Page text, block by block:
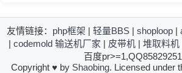
友情链接： php框架 | 轻量BBS | shoploop |
| codemold 输送机厂家 | 皮带机| 堆取料机
百度
Copyright ♥ by Shaobing. Licensed under